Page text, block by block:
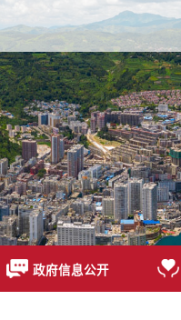
政府信息公开